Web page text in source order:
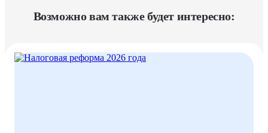
Возможно вам также будет интересно: